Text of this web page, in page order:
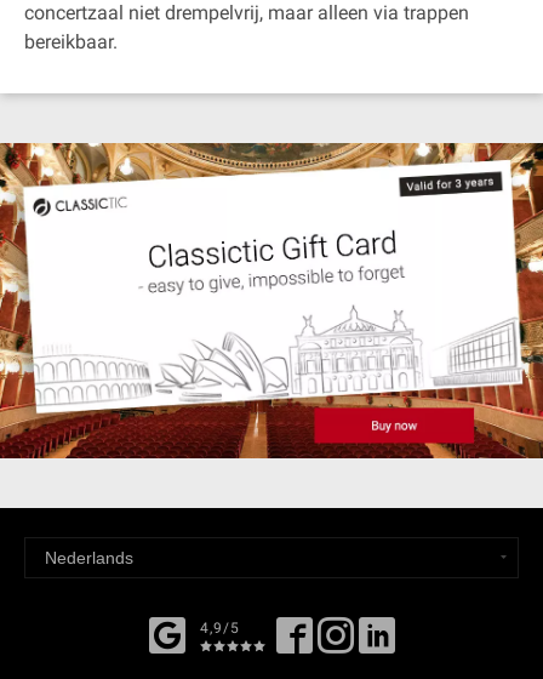
concertzaal niet drempelvrij, maar alleen via trappen
bereikbaar.
4,9/5